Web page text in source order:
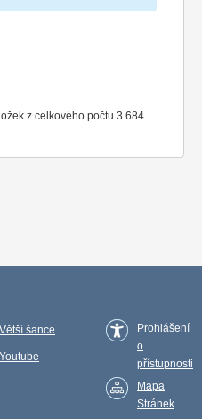
z celkového počtu 3 684.
Větší šance
Youtube
Prohlášení
o
přístupnosti
Mapa
Stránek